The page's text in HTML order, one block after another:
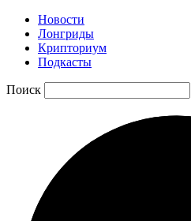
Новости
Лонгриды
Крипториум
Подкасты
Поиск